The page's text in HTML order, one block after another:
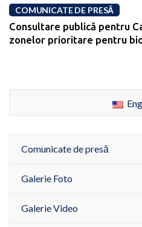
COMUNICATE DE PRESĂ
Consultare publică pentru
zonelor prioritare pentru
Comunicate de presă
Galerie Foto
Galerie Video